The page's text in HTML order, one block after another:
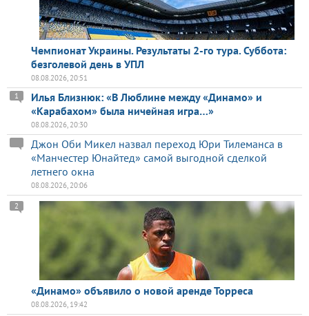
Чемпионат Украины. Результаты 2-го тура. Суббота:
безголевой день в УПЛ
08.08.2026, 20:51
Илья Близнюк: «В Люблине между «Динамо» и
«Карабахом» была ничейная игра…»
1
08.08.2026, 20:30
Джон Оби Микел назвал переход Юри Тилеманса в
«Манчестер Юнайтед» самой выгодной сделкой
летнего окна
08.08.2026, 20:06
«Динамо» объявило о новой аренде Торреса
2
08.08.2026, 19:42